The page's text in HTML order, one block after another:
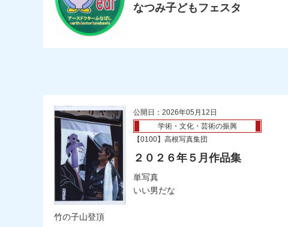
なつみ子どもフェスタ
公開日：2026年05月12日
学術・文化・芸術の振興
【0100】高根写真集団
２０２６年５月作品集
単写真
いい男だな
竹の子山登頂